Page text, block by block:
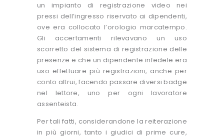
un impianto di registrazione video nei
pressi dell’ingresso riservato ai dipendenti,
ove era collocato l’orologio marcatempo.
Gli accertamenti rilevavano un uso
scorretto del sistema di registrazione delle
presenze e che un dipendente infedele era
uso effettuare più registrazioni, anche per
conto altrui, facendo passare diversi badge
nel lettore, uno per ogni lavoratore
assenteista.
Per tali fatti, considerandone la reiterazione
in più giorni, tanto i giudici di prime cure,